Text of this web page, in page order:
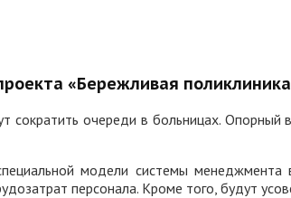
«Бережливая
сократить очереди в больницах.
модели системы
персонала. Кроме того, будут